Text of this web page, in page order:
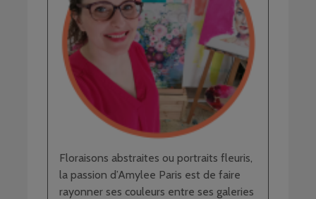
Floraisons abstraites ou portraits fleuris,
la passion d’Amylee Paris est de faire
rayonner ses couleurs entre ses galeries